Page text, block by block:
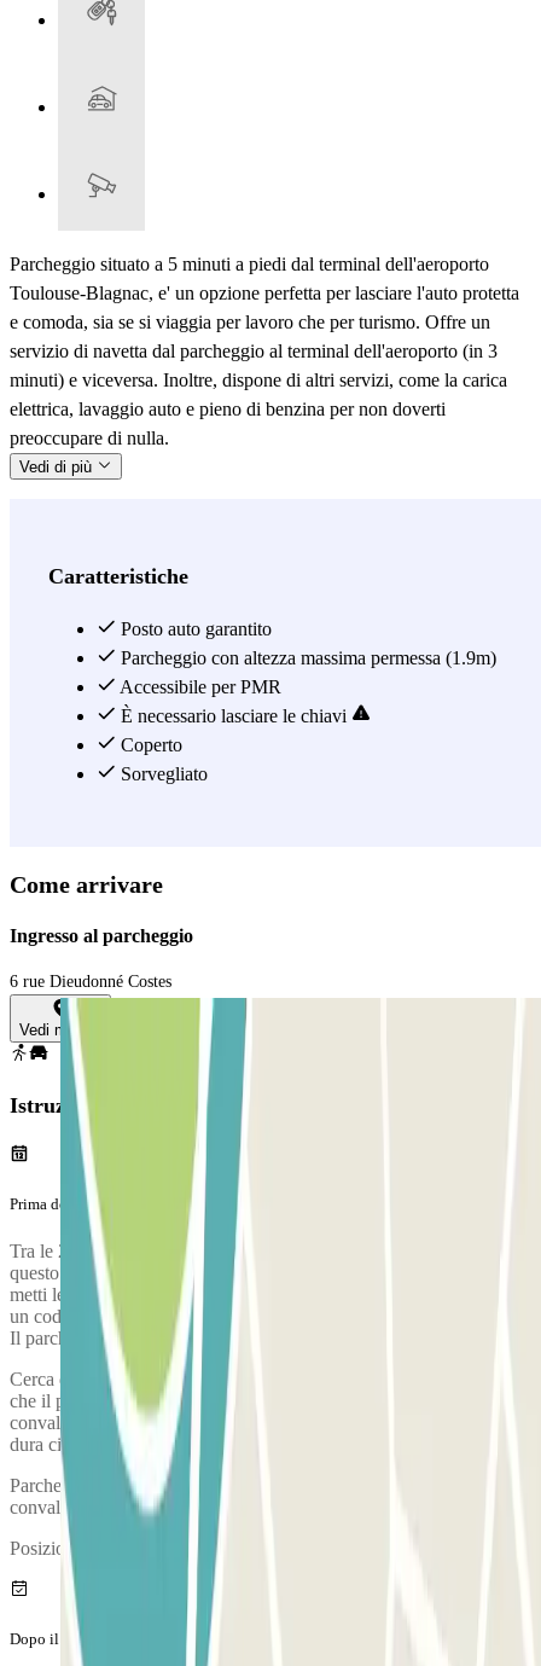
Parcheggio situato a 5 minuti a piedi dal terminal dell'aeroporto
Toulouse-Blagnac, e' un opzione perfetta per lasciare l'auto protetta
e comoda, sia se si viaggia per lavoro che per turismo. Offre un
servizio di navetta dal parcheggio al terminal dell'aeroporto (in 3
minuti) e viceversa. Inoltre, dispone di altri servizi, come la carica
elettrica, lavaggio auto e pieno di benzina per non doverti
preoccupare di nulla.
Vedi di più
Caratteristiche
Posto auto garantito
Parcheggio con altezza massima permessa (1.9m)
Accessibile per PMR
È necessario lasciare le chiavi
Coperto
Sorvegliato
Come arrivare
Ingresso al parcheggio
6 rue Dieudonné Costes
Vedi mappa
Istruzioni
Prima del tuo viaggio
Tra le 23.30 e le 5:00 non c’è il servizio di shuttle. Se arrivi in
questo orario, lascia la tua auto davanti alla porta del parcheggio e
metti le chiavi in una cassetta di sicurezza, che potrai aprire usando
un codice che ti invierà il parcheggio il giorno prima del tuo arrivo.
Il parcheggio si trova a 4 minuti a piedi dall’aeroporto.
Cerca di arrivare al parcheggio con sufficiente anticipo. Tieni conto
che il processo di check-in, dal momento in cui parcheggi, fai
convalidare la tua prenotazione e prendi lo shuttle per l'aeroporto,
dura circa 3 minuti
Parcheggia il tuo veicolo e vai alla cabina di controllo per
convalidare la tua prenotazione.
Posizione della cabina di controllo: all'entrata del parcheggio.
Dopo il tuo viaggio